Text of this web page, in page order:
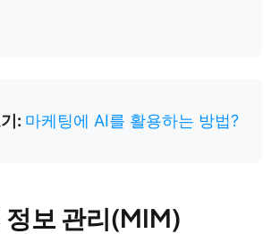
: 마케팅에 AI를 활용하는 방법?
보 관리(MIM)